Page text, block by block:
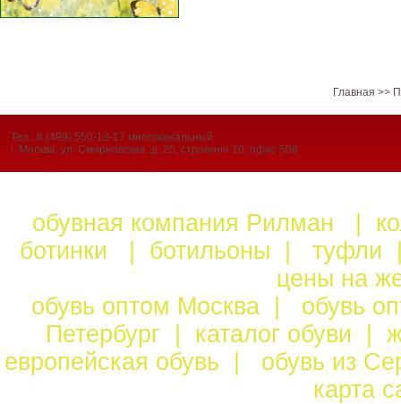
Главная>>
Тел.: 8 (499) 550-18-17 многоканальный
г. Москва, ул. Смирновская, д. 25, строение 10, офис 508
обувная компания Рилман
ботинки
ботильоны туфли
цены на
обувь оптом Москва
обувь
Петербург
каталог обуви
европейская обувь
обувь из
карта